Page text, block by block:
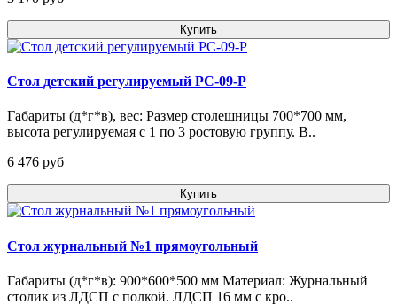
Купить
Стол детский регулируемый РС-09-Р
Габариты (д*г*в), вес: Размер столешницы 700*700 мм,
высота регулируемая с 1 по 3 ростовую группу. В..
6 476 pуб
Купить
Стол журнальный №1 прямоугольный
Габариты (д*г*в): 900*600*500 мм Материал: Журнальный
столик из ЛДСП с полкой. ЛДСП 16 мм с кро..